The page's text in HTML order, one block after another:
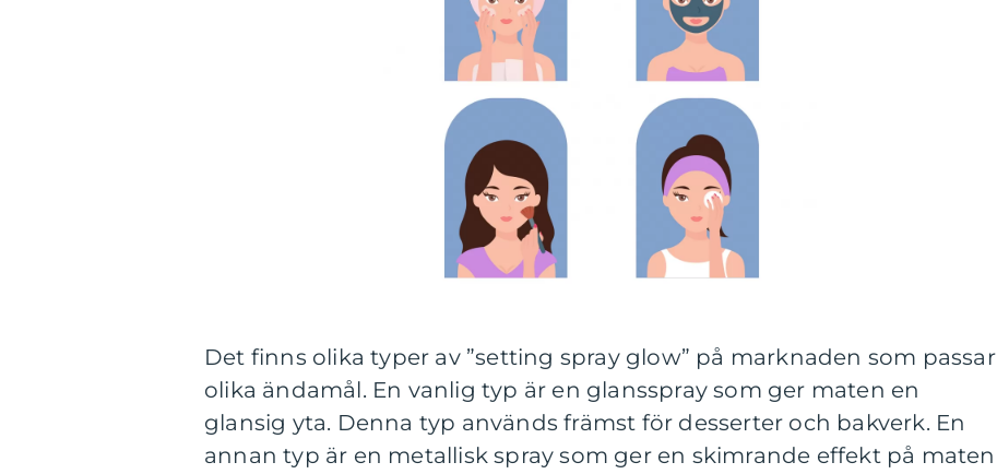
Det finns olika typer av ”setting spray glow” på marknaden som passar
olika ändamål. En vanlig typ är en glansspray som ger maten en
glansig yta. Denna typ används främst för desserter och bakverk. En
annan typ är en metallisk spray som ger en skimrande effekt på maten